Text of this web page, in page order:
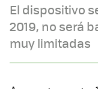
El dispositivo
2019, no será
muy limitadas